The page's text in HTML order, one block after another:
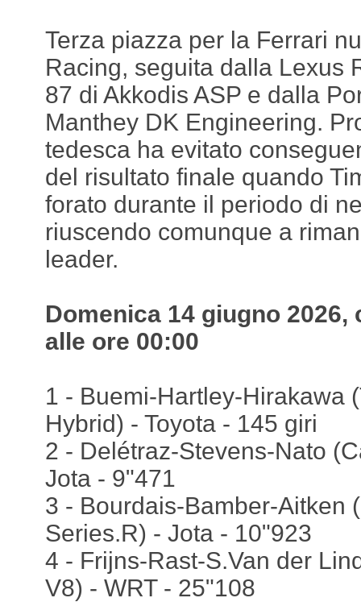
Terza piazza per la Ferrari
Racing, seguita dalla Lexus
87 di Akkodis ASP e dalla
Manthey DK Engineering.
tedesca ha evitato
del risultato finale quando
forato durante il periodo di
riuscendo comunque a
leader.
Domenica 14 giugno
alle ore 00:00
1 - Buemi-Hartley-Hirakawa
Hybrid) - Toyota - 145 giri
2 - Delétraz-Stevens-Nato
Jota - 9"471
3 - Bourdais-Bamber-Aitken
Series.R) - Jota - 10"923
4 - Frijns-Rast-S.Van der
V8) - WRT - 25"108